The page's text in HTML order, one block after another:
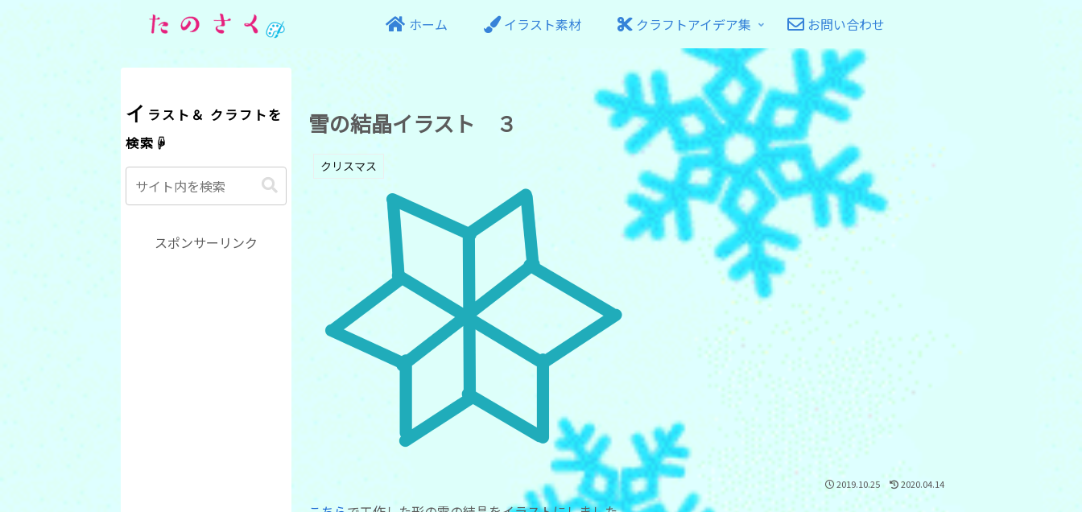
ホーム イラスト素材 クラフトアイデア集 お問い合わせ
雪の結晶イラスト ３
クリスマス
2019.10.25 2020.04.14
イラスト＆ クラフトを
検索☟
スポンサーリンク